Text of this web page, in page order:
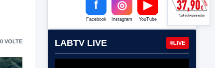
VOLTE
f
Facebook
◎
Instagram
▶
YouTube
LABTV LIVE LIVE